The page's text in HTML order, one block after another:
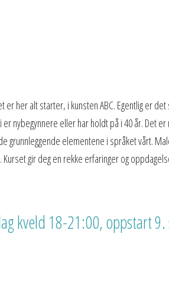
her alt starter, i kunsten ABC. Egentlig er det
nybegynnere eller har holdt på i 40 år. Det
grunnleggende elementene i språket vårt.
Kurset gir deg en rekke erfaringer og
kveld 18-21:00, oppstart